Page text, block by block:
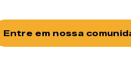
Entre em nossa